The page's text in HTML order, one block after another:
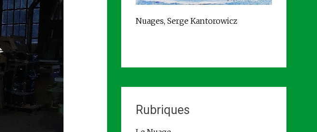
Nuages, Serge Kantorowicz
Rubriques